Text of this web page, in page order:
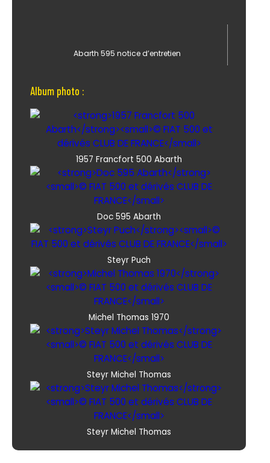
Abarth 595 notice d’entretien
Album photo :
1957 Francfort 500 Abarth
Doc 595 Abarth
Steyr Puch
Michel Thomas 1970
Steyr Michel Thomas
Steyr Michel Thomas